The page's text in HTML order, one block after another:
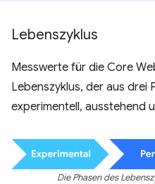
Lebenszyklus
Messwerte für die Core
Lebenszyklus, der aus drei
experimentell, ausstehend
Die Phasen des